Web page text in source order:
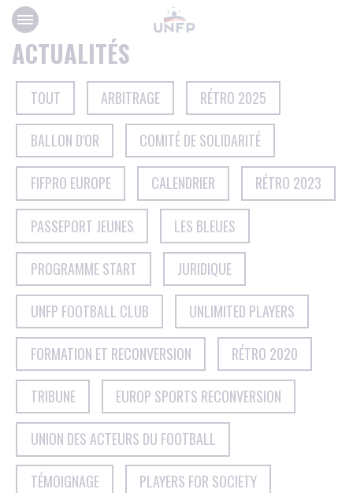
Panneau de gestion des cookies
ACTUALITÉS
TOUT ARBITRAGE RÉTRO 2025
BALLON D'OR COMITÉ DE SOLIDARITÉ
FIFPRO EUROPE CALENDRIER RÉTRO 2023
PASSEPORT JEUNES LES BLEUES
PROGRAMME START JURIDIQUE
UNFP FOOTBALL CLUB UNLIMITED PLAYERS
FORMATION ET RECONVERSION RÉTRO 2020
TRIBUNE EUROP SPORTS RECONVERSION
UNION DES ACTEURS DU FOOTBALL
TÉMOIGNAGE PLAYERS FOR SOCIETY